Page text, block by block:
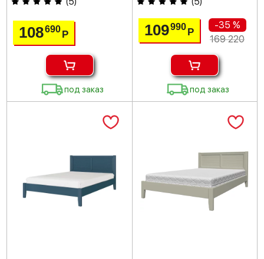
108690Р
под заказ
109990 Р
-35 %
169 220
под заказ